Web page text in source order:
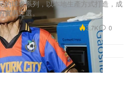
的球衣系列，以本地生產方式打造，成
惠之選。
3.7K 0